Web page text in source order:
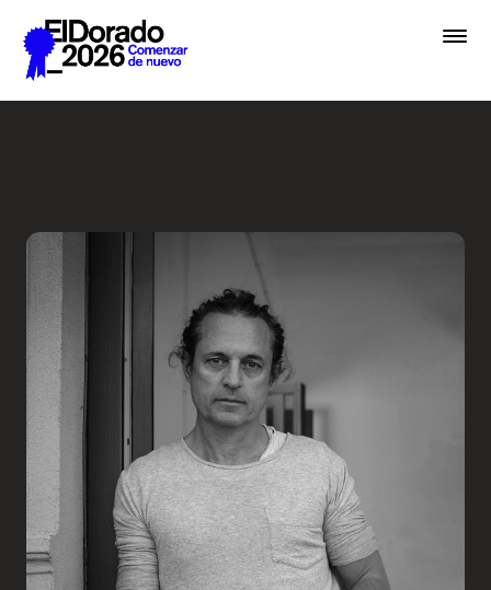
Saltar al contenido principal
Academias
Archivo
Inscribir
Boletería